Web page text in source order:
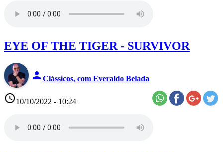
EYE OF THE TIGER - SURVIVOR
person Clássicos, com Everaldo Belada
access_time10/10/2022 - 10:24